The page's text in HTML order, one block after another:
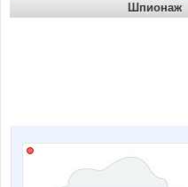
Шпионаж